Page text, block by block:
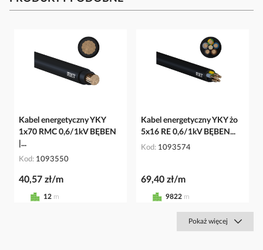
Kabel energetyczny YKY
1x70 RMC 0,6/1kV BĘBEN
|...
Kod 1093550
40,57 zł/m
12 m
Kabel energetyczny YKY żo
5x16 RE 0,6/1kV BĘBEN...
Kod 1093574
69,40 zł/m
9822 m
Pokaż więcej